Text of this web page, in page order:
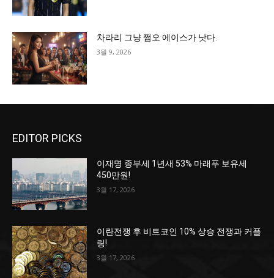
차라리 그냥 쩜오 에이스가 낫다.
3월 9, 2026
EDITOR PICKS
이재명 종부세 1년새 53% 마래푸 보유세
450만원!
3월 17, 2026
이란전쟁 후 비트코인 10% 상승 전쟁과 커플
링!
3월 17, 2026